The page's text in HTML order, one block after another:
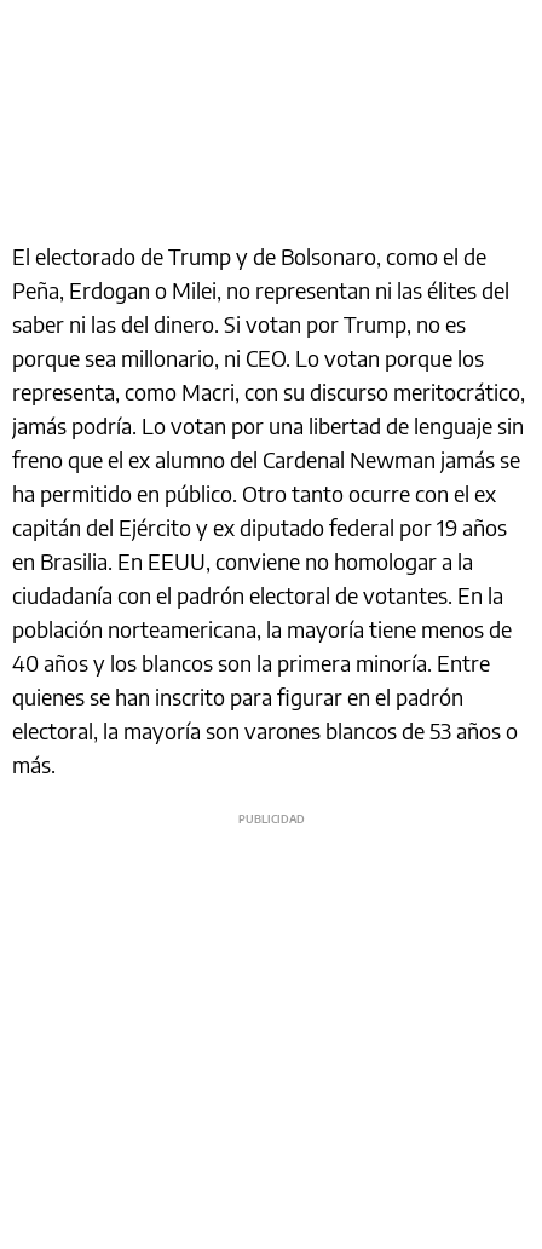
El electorado de Trump y de Bolsonaro, como el de
Peña, Erdogan o Milei, no representan ni las élites del
saber ni las del dinero. Si votan por Trump, no es
porque sea millonario, ni CEO. Lo votan porque los
representa, como Macri, con su discurso meritocrático,
jamás podría. Lo votan por una libertad de lenguaje sin
freno que el ex alumno del Cardenal Newman jamás se
ha permitido en público. Otro tanto ocurre con el ex
capitán del Ejército y ex diputado federal por 19 años
en Brasilia. En EEUU, conviene no homologar a la
ciudadanía con el padrón electoral de votantes. En la
población norteamericana, la mayoría tiene menos de
40 años y los blancos son la primera minoría. Entre
quienes se han inscrito para figurar en el padrón
electoral, la mayoría son varones blancos de 53 años o
más.